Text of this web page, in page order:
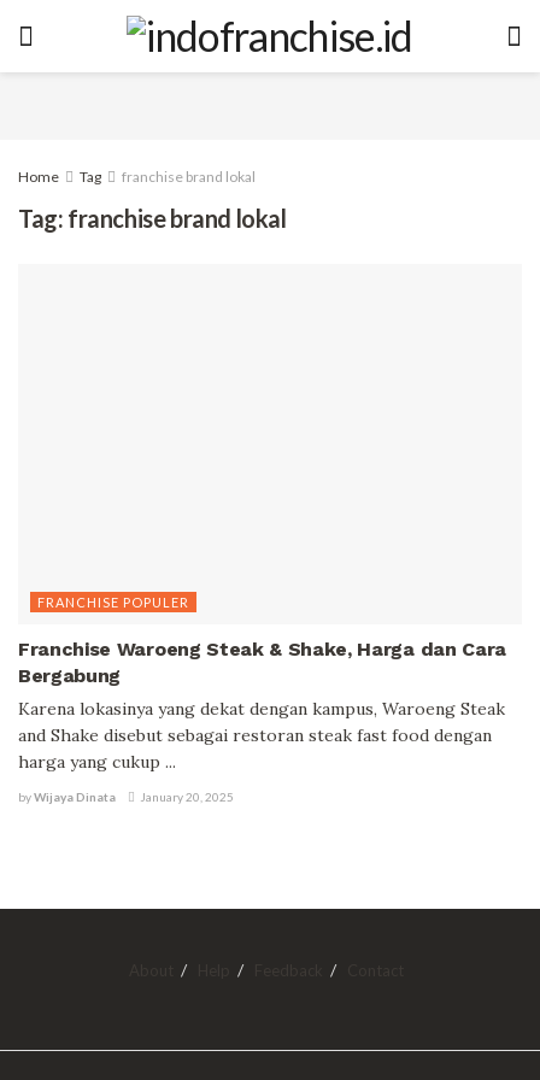
Home Tag franchise brand lokal
Tag: franchise brand lokal
FRANCHISE POPULER
Franchise Waroeng Steak & Shake, Harga dan Cara
Bergabung
Karena lokasinya yang dekat dengan kampus, Waroeng Steak
and Shake disebut sebagai restoran steak fast food dengan
harga yang cukup ...
byWijaya Dinata January 20, 2025